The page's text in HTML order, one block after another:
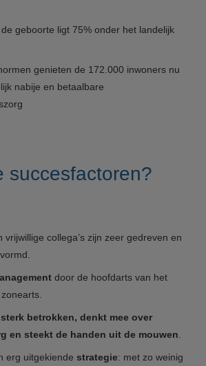
geboorte ligt 75% onder het landelijk
genieten de 172.000 inwoners nu
nabije en betaalbare
succesfactoren?
vrijwillige collega’s zijn zeer gedreven en
door de hoofdarts van het
betrokken, denkt mee over
en steekt de handen uit de mouwen
erg uitgekiende strategie: met zo weinig